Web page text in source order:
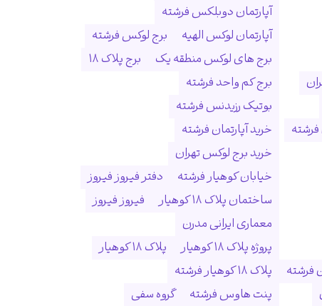
فرشته
فرشته
آپارتمان دوبلکس فرشته
آپارتمان لوکس الهیه
برج لوکس فرشته
برج های لوکس منطقه یک
برج پلاک ۱۸
برج کم واحد فرشته
بوتیک رزیدنس فرشته
خرید آپارتمان فرشته
خرید برج لوکس تهران
خیابان کوهیار فرشته
دفتر فیروز فیروز
ساختمان پلاک ۱۸ کوهیار
فیروز فیروز
معماری ایرانی مدرن
پروژه پلاک ۱۸ کوهیار
پلاک ۱۸ کوهیار
پلاک ۱۸ کوهیار فرشته
پنت هاوس فرشته
گروه سفی